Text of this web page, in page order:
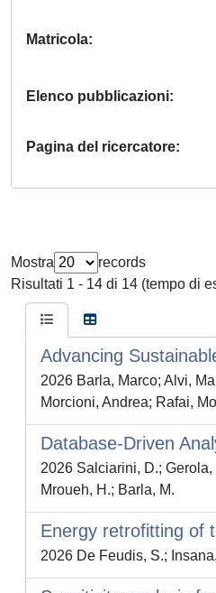
Matricola
Elenco pubblicazioni
Pagina del ricercatore
Mostra
records
Risultati 1 - 14 di 14 (tempo di
Advancing
2026 Barla, Marco; Alvi,
Morcioni, Andrea; Rafai,
Database-Driven
2026 Salciarini, D.;
Mroueh, H.; Barla, M.
Energy retrofitting of
2026 De Feudis, S.;